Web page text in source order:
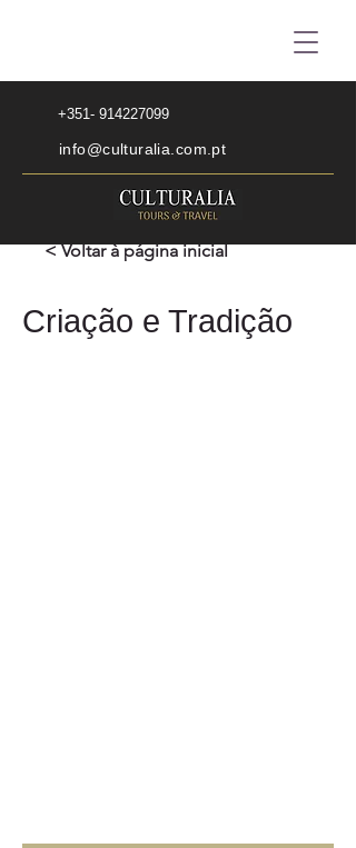
+351- 914227099
info@culturalia.com.pt
< Voltar à página inicial
Criação e Tradição